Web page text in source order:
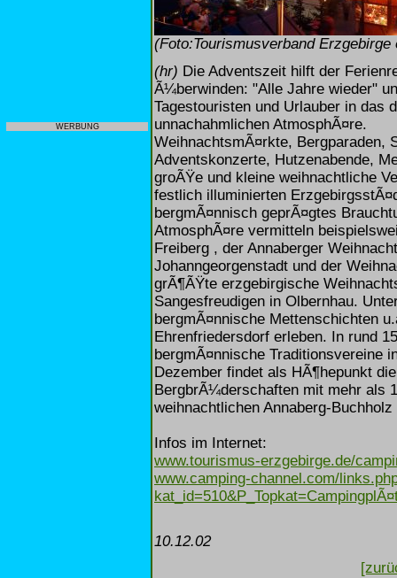
WERBUNG
(Foto:Tourismusverband Erzgebirge
(hr) Die Adventszeit hilft der
Ã¼berwinden: "Alle Jahre wieder"
Tagestouristen und Urlauber in das
unnachahmlichen AtmosphÃ¤re.
WeihnachtsmÃ¤rkte, Bergparaden,
Adventskonzerte, Hutzenabende,
groÃŸe und kleine weihnachtliche
festlich illuminierten
bergmÃ¤nnisch geprÃ¤gtes
AtmosphÃ¤re vermitteln
Freiberg , der Annaberger
Johanngeorgenstadt und der
grÃ¶ÃŸte erzgebirgische
Sangesfreudigen in Olbernhau.
bergmÃ¤nnische Mettenschichten
Ehrenfriedersdorf erleben. In rund
bergmÃ¤nnische Traditionsvereine
Dezember findet als HÃ¶hepunkt
BergbrÃ¼derschaften mit mehr als
weihnachtlichen Annaberg-
Infos im Internet:
www.tourismus-erzgebirge.de/
www.camping-channel.com/
10.12.02